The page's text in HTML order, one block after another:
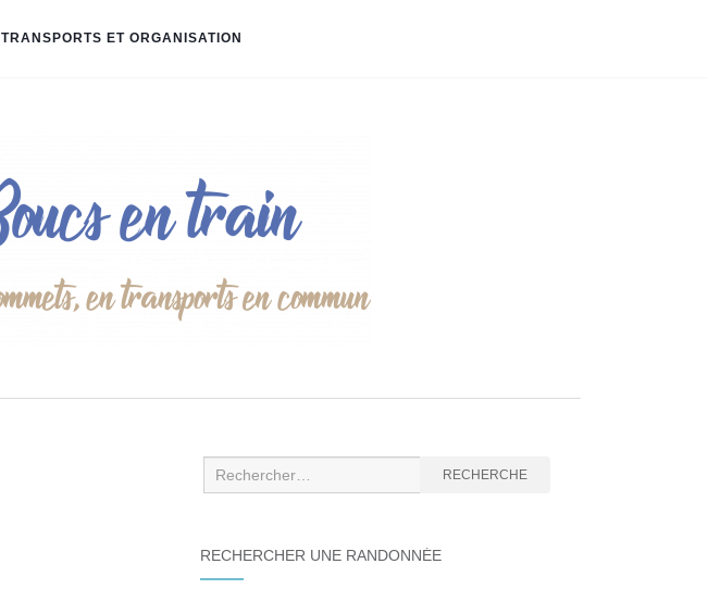
TRANSPORTS ET ORGANISATION
Recherche
:
RECHERCHE
RECHERCHER UNE RANDONNÉE